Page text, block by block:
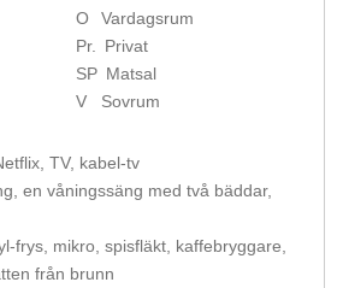
O
Vardagsrum
Pr.
Privat
SP Matsal
V
Sovrum
TV, kabel-tv
en våningssäng med två bäddar,
frys, mikro, spisfläkt, kaffebryggare,
från brunn